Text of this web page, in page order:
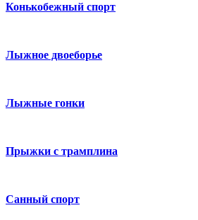
Конькобежный спорт
Лыжное двоеборье
Лыжные гонки
Прыжки с трамплина
Санный спорт